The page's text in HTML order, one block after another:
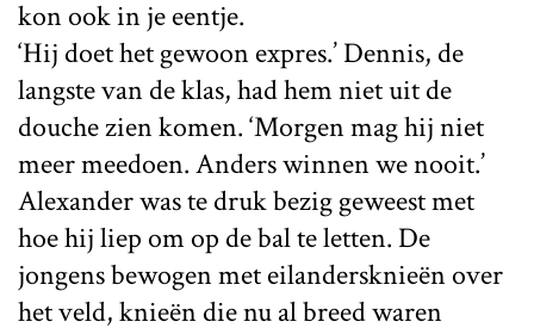
kon ook in je eentje.
‘Hij doet het gewoon expres.’ Dennis, de
langste van de klas, had hem niet uit de
douche zien komen. ‘Morgen mag hij niet
meer meedoen. Anders winnen we nooit.’
Alexander was te druk bezig geweest met
hoe hij liep om op de bal te letten. De
jongens bewogen met eilandersknieën over
het veld, knieën die nu al breed waren